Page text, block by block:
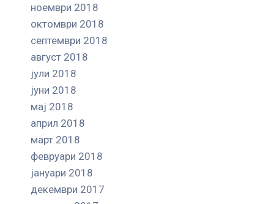
ноември 2018
октомври 2018
септември 2018
август 2018
јули 2018
јуни 2018
мај 2018
април 2018
март 2018
февруари 2018
јануари 2018
декември 2017